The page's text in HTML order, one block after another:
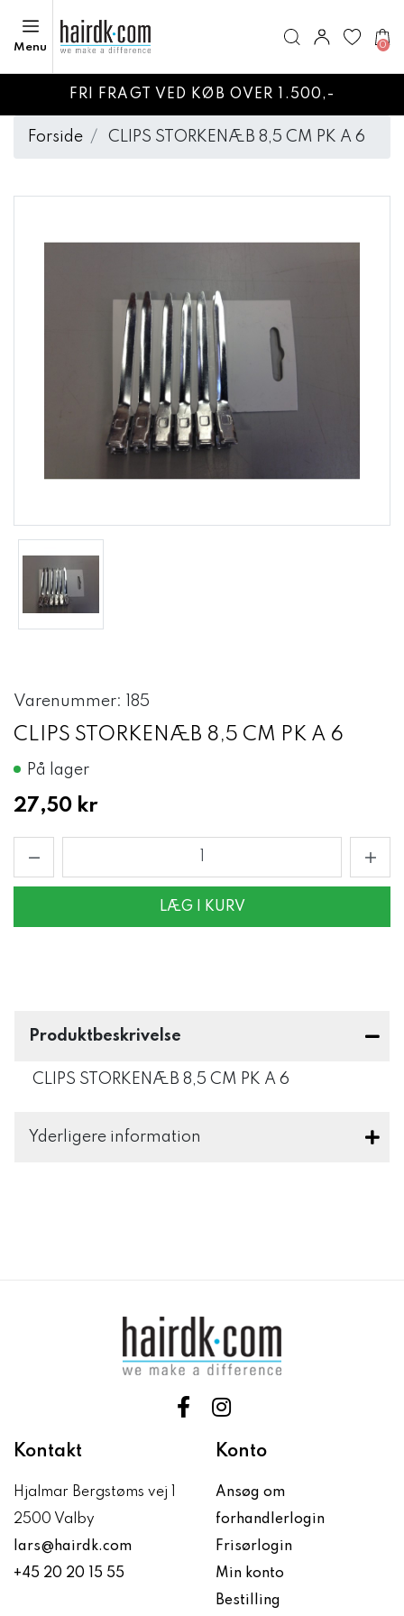
Menu 0
FRI FRAGT VED KØB OVER 1.500,-
Forside CLIPS STORKENÆB 8,5 CM PK A 6
Varenummer: 185
CLIPS STORKENÆB 8,5 CM PK A 6
På lager
27,50 kr
LÆG I KURV
Produktbeskrivelse
CLIPS STORKENÆB 8,5 CM PK A 6
Yderligere information
Kontakt
Hjalmar Bergstøms vej 1
2500 Valby
lars@hairdk.com
+45 20 20 15 55
Konto
Ansøg om
forhandlerlogin
Frisørlogin
Min konto
Bestilling